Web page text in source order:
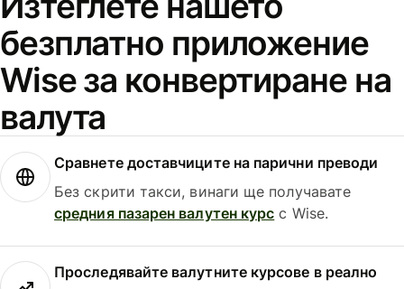
безплатно приложение
Wise за конвертиране на
валута
Сравнете доставчиците на парични преводи
Без скрити такси, винаги ще получавате
средния пазарен валутен курс с Wise.
Проследявайте валутните курсове в реално